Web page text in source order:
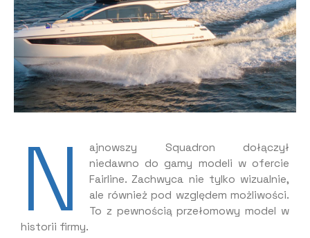
N
ajnowszy Squadron dołączył
niedawno do gamy modeli w ofercie
Fairline. Zachwyca nie tylko wizualnie,
ale również pod względem możliwości.
To z pewnością przełomowy model w
historii firmy.